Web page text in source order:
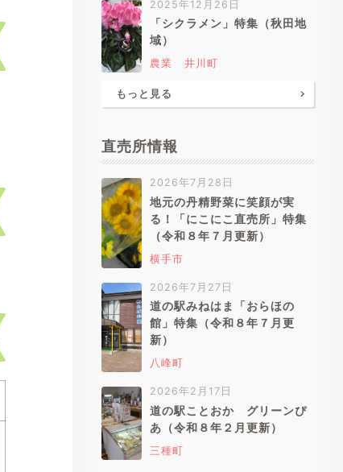
2025年12月26日
「シクラメン」特集（秋田地
域）
農業 井川町
もっと見る
直売所情報
2026年7月28日
地元の丹精野菜に笑顔が実
る！「にこにこ直売所」特集
（令和８年７月更新）
横手市
2026年7月27日
道の駅みねはま「おらほの
館」特集（令和８年７月更
新）
八峰町
2026年2月17日
道の駅ことおか グリーンぴ
あ（令和８年２月更新）
三種町